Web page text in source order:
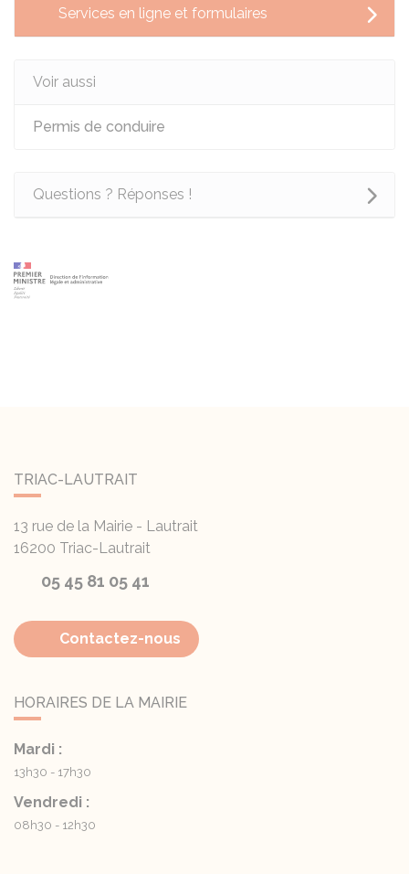
Services en ligne et formulaires
Voir aussi
Permis de conduire
Questions ? Réponses !
TRIAC-LAUTRAIT
13 rue de la Mairie - Lautrait
16200 Triac-Lautrait
05 45 81 05 41
Contactez-nous
HORAIRES DE LA MAIRIE
Mardi :
13h30 - 17h30
Vendredi :
08h30 - 12h30